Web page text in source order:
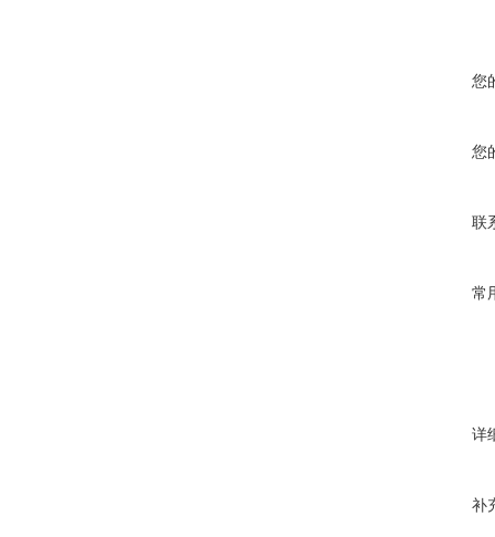
您
您
联
常
详
补